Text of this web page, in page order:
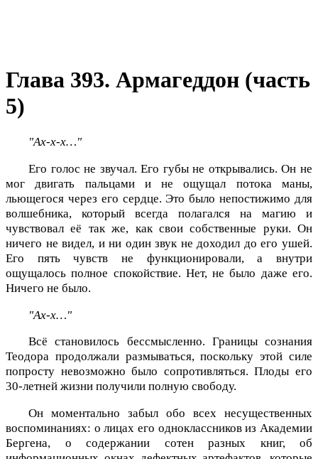
Глава 393. Армагеддон (часть
5)
"Ах-х-х…"
Его голос не звучал. Его губы не открывались. Он не
мог двигать пальцами и не ощущал потока маны,
льющегося через его сердце. Это было непостижимо для
волшебника, который всегда полагался на магию и
чувствовал её так же, как свои собственные руки. Он
ничего не видел, и ни один звук не доходил до его ушей.
Его пять чувств не функционировали, а внутри
ощущалось полное спокойствие. Нет, не было даже его.
Ничего не было.
"Ах-х…"
Всё становилось бессмысленно. Границы сознания
Теодора продолжали размываться, поскольку этой силе
попросту невозможно было сопротивляться. Плоды его
30-летней жизни получили полную свободу.
Он моментально забыл обо всех несущественных
воспоминаниях: о лицах его одноклассников из Академии
Бергена, о содержании сотен разных книг, об